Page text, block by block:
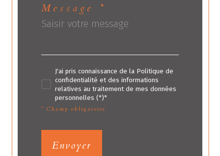
Message *
J'ai pris connaissance de la Politique de
confidentialité et des informations
relatives au traitement de mes données
personnelles (*)*
* Champ obligatoire
Envoyer